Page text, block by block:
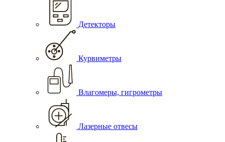
Детекторы
Курвиметры
Влагомеры, гигрометры
Лазерные отвесы